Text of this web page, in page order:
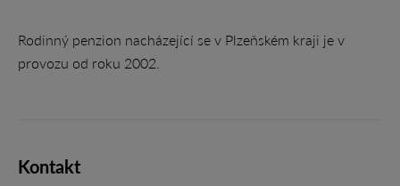
Rodinný penzion nacházející se v Plzeňském kraji je v
provozu od roku 2002.
Kontakt